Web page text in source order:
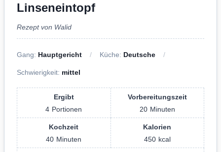
Linseneintopf
Rezept von Walid
Gang: Hauptgericht Küche: Deutsche
Schwierigkeit: mittel
Ergibt
4 Portionen
Vorbereitungszeit
20 Minuten
Kochzeit
40 Minuten
Kalorien
450 kcal